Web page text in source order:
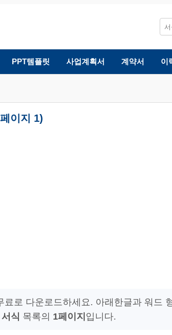
PPT템플릿 사업계획서 계약서 이
이지 1)
로 다운로드하세요. 아래한글과 워드
식 목록의 1페이지 입니다.